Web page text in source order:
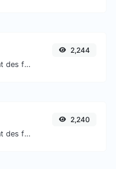
Convertissez facilement des fichiers image JPG en GIF.
2,244
Convertissez facilement des fichiers image PNG en BMP.
2,240